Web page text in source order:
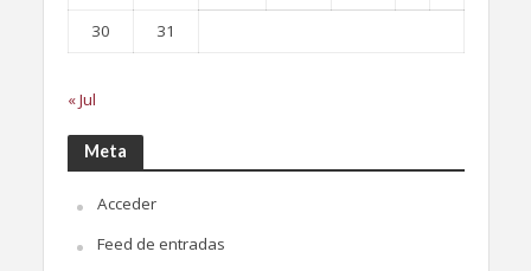
30
31
« Jul
Meta
Acceder
Feed de entradas